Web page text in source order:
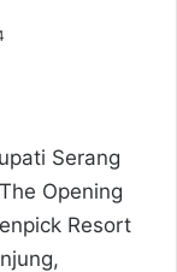
Serang
Opening
Resort